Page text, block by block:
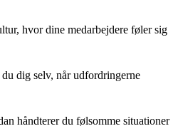
hvor dine medarbejdere føler sig
dig selv, når udfordringerne
håndterer du følsomme situationer